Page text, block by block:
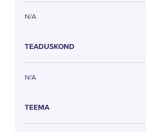
N/A
TEADUSKOND
N/A
TEEMA